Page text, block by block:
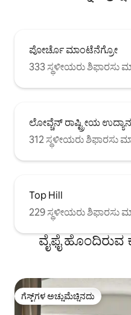
ಪೋರ್ಚೊ ಮಾಂಟೆನೆಗ್ರೋ
333 ಸ್ಥಳೀಯರು ಶಿಫಾರಸು
ಲೋವ್ಚೆನ್ ರಾಷ್ಟ್ರೀಯ
312 ಸ್ಥಳೀಯರು ಶಿಫಾರಸು
Top Hill
229 ಸ್ಥಳೀಯರು ಶಿಫಾರಸು
ವೈಫೈ
ಗೆಸ್ಟ್‌ಗಳ ಅಚ್ಚುಮೆಚ್ಚಿನದು
ಗೆಸ್ಟ್‌ಗಳ ಅಚ್ಚುಮೆಚ್ಚಿನದು